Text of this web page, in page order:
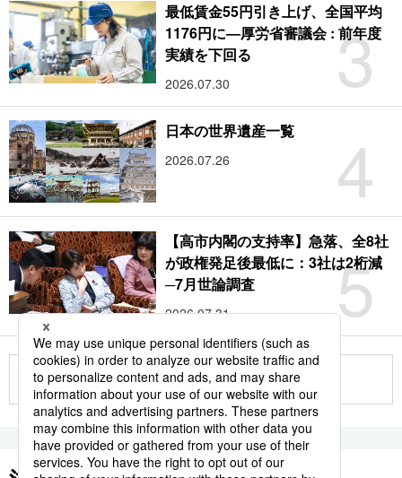
3
最低賃金55円引き上げ、全国平均
1176円に―厚労省審議会 : 前年度
実績を下回る
2026.07.30
4
日本の世界遺産一覧
2026.07.26
5
【高市内閣の支持率】急落、全8社
が政権発足後最低に：3社は2桁減
─7月世論調査
2026.07.31
もっと見る